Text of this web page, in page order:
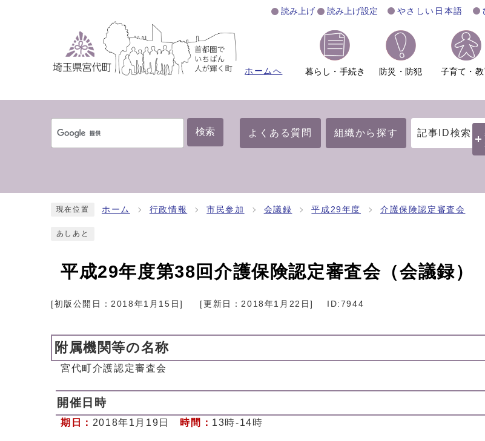
読み上げ 読み上げ設定 やさしい日本語
ホームへ 暮らし・手続き 防災・防犯 子育て・
検索 よくある質問 組織から探す 記事ID検索
現在位置 ホーム 行政情報 市民参加 会議録 平成29年度 介護保険認定審査会
あしあと
平成29年度第38回介護保険認定審査会（会議録）
[初版公開日：2018年1月15日] [更新日：2018年1月22日] ID:7944
附属機関等の名称
宮代町介護認定審査会
開催日時
期日： 2018年1月19日 時間： 13時-14時